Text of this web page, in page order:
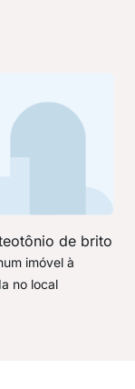
de brito
imóvel à
no local